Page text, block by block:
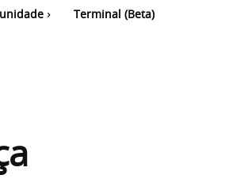
Terminal (Beta)